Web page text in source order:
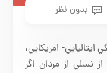
بدون نظر
امريكايي،
نسلي از مردان اگر